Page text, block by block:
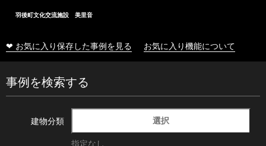
羽後町文化交流施設 美里音
❤ お気に入り保存した事例を見る お気に入り機能について
事例を検索する
建物分類 選択
指定なし